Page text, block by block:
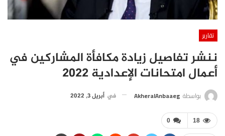
تقارير
ننشر تفاصيل زيادة مكافأة المشاركين في
أعمال امتحانات الإعدادية 2022
بواسطة AkheralAnbaaeg في أبريل 3, 2022
0 18